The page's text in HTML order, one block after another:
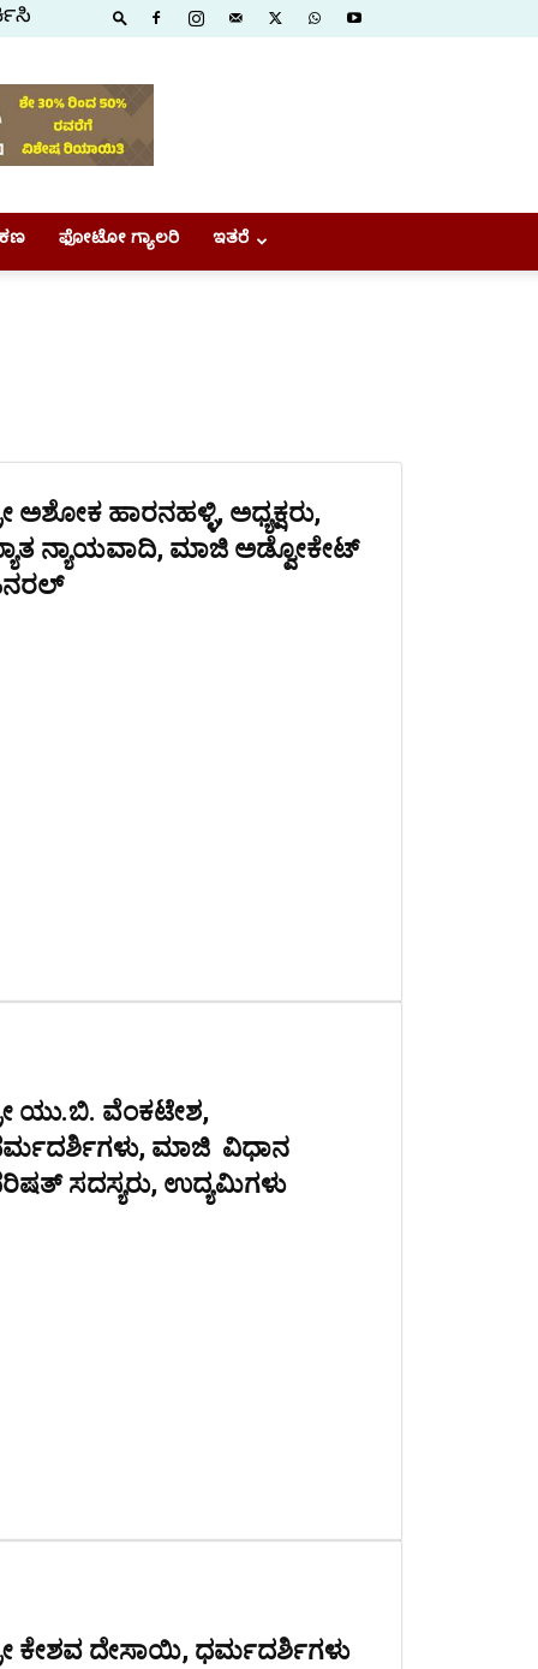
ಫೋಟೋ ಗ್ಯಾಲರಿ ಇತರೆ
ಅಶೋಕ ಹಾರನಹಳ್ಳಿ, ಅಧ್ಯಕ್ಷರು,
ನ್ಯಾಯವಾದಿ, ಮಾಜಿ ಅಡ್ವೋಕೇಟ್
ಯು.ಬಿ. ವೆಂಕಟೇಶ,
ಮಾಜಿ ವಿಧಾನ
ಸದಸ್ಯರು, ಉದ್ಯಮಿಗಳು
ಕೇಶವ ದೇಸಾಯಿ, ಧರ್ಮದರ್ಶಿಗಳು